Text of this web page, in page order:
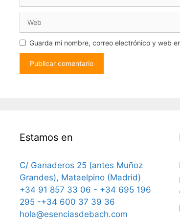
Guarda mi nombre, correo electrónico y web
Estamos en
C/ Ganaderos 25 (antes Muñoz
Grandes), Mataelpino (Madrid)
+34 91 857 33 06 - +34 695 196
295 -+34 600 37 39 36
hola@esenciasdebach.com